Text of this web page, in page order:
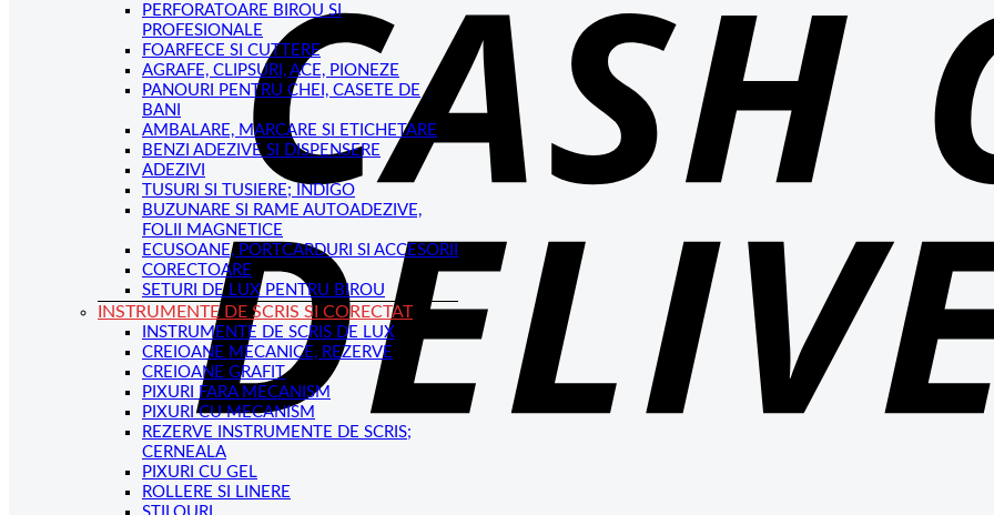
PERFORATOARE BIROU SI
PROFESIONALE
FOARFECE SI CUTTERE
AGRAFE, CLIPSURI, ACE, PIONEZE
PANOURI PENTRU CHEI, CASETE DE
BANI
AMBALARE, MARCARE SI ETICHETARE
BENZI ADEZIVE SI DISPENSERE
ADEZIVI
TUSURI SI TUSIERE; INDIGO
BUZUNARE SI RAME AUTOADEZIVE,
FOLII MAGNETICE
ECUSOANE, PORTCARDURI SI ACCESORII
CORECTOARE
SETURI DE LUX PENTRU BIROU
INSTRUMENTE DE SCRIS SI CORECTAT
INSTRUMENTE DE SCRIS DE LUX
CREIOANE MECANICE, REZERVE
CREIOANE GRAFIT
PIXURI FARA MECANISM
PIXURI CU MECANISM
REZERVE INSTRUMENTE DE SCRIS;
CERNEALA
PIXURI CU GEL
ROLLERE SI LINERE